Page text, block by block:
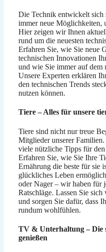
Die Technik entwickelt sich
immer neue Möglichkeiten,
Hier zeigen wir Ihnen
rund um die neuesten
Erfahren Sie, wie Sie neue
technischen Innovationen
und wie Sie immer auf dem
Unsere Experten erklären
den technischen Trends
nutzen können.
Tiere – Alles für unsere
Tiere sind nicht nur treue
Mitglieder unserer
viele nützliche Tipps für
Erfahren Sie, wie Sie Ihre
Ernährung die beste für sie
glückliches Leben
oder Nager – wir haben für
Ratschläge. Lassen Sie
und sorgen Sie dafür, dass
rundum wohlfühlen.
TV & Unterhaltung – Die
genießen